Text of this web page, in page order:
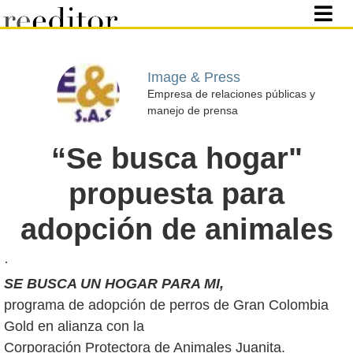
Image & Press
Empresa de relaciones públicas y
manejo de prensa
“Se busca hogar"
propuesta para
adopción de animales
SE BUSCA UN HOGAR PARA MI,
programa de adopción de perros de Gran Colombia
Gold en alianza con la